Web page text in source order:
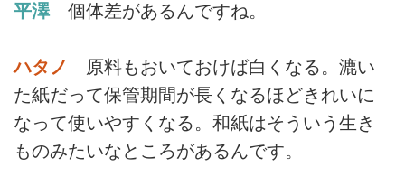
平澤個体差があるんですね。
ハタノ
原料もおいておけば白くなる。漉い
た紙だって保管期間が長くなるほどきれいに
なって使いやすくなる。和紙はそういう生き
ものみたいなところがあるんです。